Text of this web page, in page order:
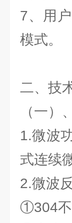
7、用
模式。
二、技
（一）
1.微波
式连续
2.微波
①304不